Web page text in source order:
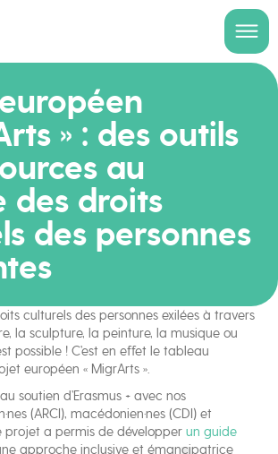
» : des outils
au
des droits
des personnes
culturels des personnes exilées à travers
la sculpture, la peinture, la musique ou
possible ! C’est en effet le tableau
européen « MigrArts ».
soutien d’Erasmus + avec nos
(ARCI), macédonien·nes (CDI) et
projet a permis de développer un guide
approche inclusive et émancipatrice